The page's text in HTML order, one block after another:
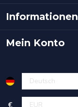
Informationen
Mein Konto
€